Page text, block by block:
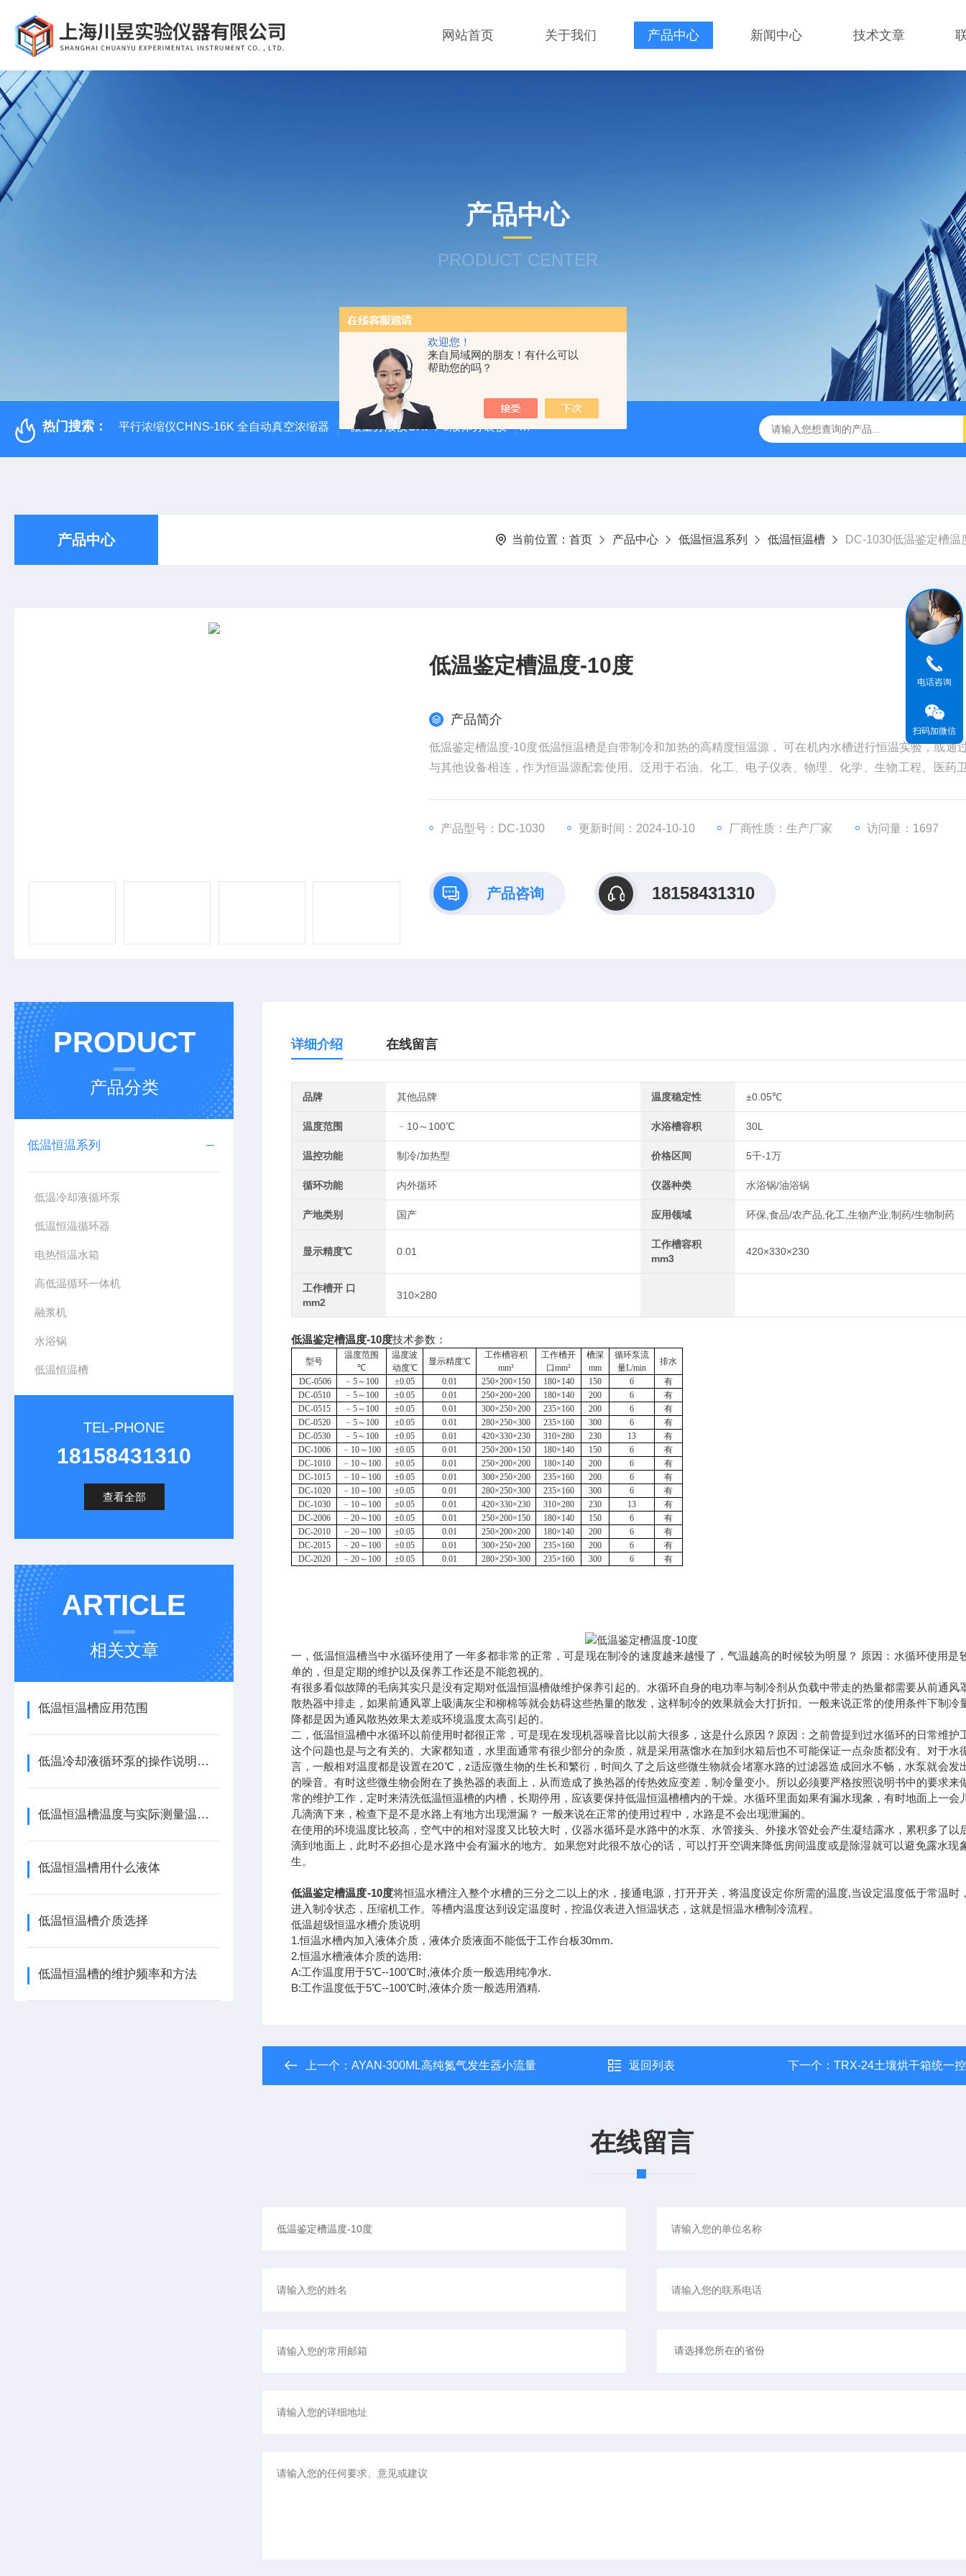
欢迎您！
来自局域网的朋友！有什么可以
帮助您的吗？
网站首页 关于我们 产品中心 新闻中心 技术文章
产品中心
PRODUCT CENTER
热门搜索： 平行浓缩仪CHNS-16K 全自动真空浓缩器 微量分液仪CHFY-8液体分装仪 全自动放射性水样蒸发浓缩赶酸仪ZDGS-8 厌氧手套箱YQX-I半自动厌氧培养箱
产品中心 当前位置： 首页 产品中心 低温恒温系列 低温恒温槽 DC-1030低温鉴定槽温
低温鉴定槽温度-10度
产品简介
低温鉴定槽温度-10度低温恒温槽是自带制冷和加热的高精度恒温源， 可在机内水槽进行恒温实验，或通
与其他设备相连，作为恒温源配套使用。泛用于石油、化工、电子仪表、物理、化学、生物工程、医药
产品型号：DC-1030
更新时间：2024-10-10 厂商性质：生产厂家 访问量：1697
产品咨询 18158431310
PRODUCT
产品分类
低温恒温系列
低温冷却液循环泵
低温恒温循环器
电热恒温水箱
高低温循环一体机
融浆机
水浴锅
低温恒温槽
TEL-PHONE
18158431310
查看全部
ARTICLE
相关文章
低温恒温槽应用范围
低温冷却液循环泵的操作说明和注意事项
低温恒温槽温度与实际测量温度误差允许范围
低温恒温槽用什么液体
低温恒温槽介质选择
低温恒温槽的维护频率和方法
详细介绍 在线留言
品牌 其他品牌 温度稳定性 ±0.05℃
温度范围 ﹣10～100℃ 水浴槽容积 30L
温控功能 制冷/加热型 价格区间 5千-1万
循环功能 内外循环 仪器种类 水浴锅/油浴锅
产地类别 国产 应用领域 环保,食品/农产品,化工,生物产业,制药/生物制药
显示精度℃ 0.01
工作槽容积
mm3
420×330×230
工作槽开 口
mm2
310×280
低温鉴定槽温度-10度技术参数：
型号
温度范围
℃
温度波
动度℃
显示精度℃
工作槽容积
mm³
工作槽开
口mm²
槽深
mm
循环泵流
量L/min
排水
DC-0506 ﹣ 5～100 ±0.05 0.01 250×200×150 180×140 150 6
有
DC-0510 ﹣ 5～100 ±0.05 0.01 250×200×200 180×140 200 6
有
DC-0515 ﹣ 5～100 ±0.05 0.01 300×250×200 235×160 200 6
有
DC-0520 ﹣ 5～100 ±0.05 0.01 280×250×300 235×160 300 6
有
DC-0530 ﹣ 5～100 ±0.05 0.01 420×330×230 310×280 230 13
有
DC-1006 ﹣ 10～100 ±0.05 0.01 250×200×150 180×140 150 6
有
DC-1010 ﹣ 10～100 ±0.05 0.01 250×200×200 180×140 200 6
有
DC-1015 ﹣ 10～100 ±0.05 0.01 300×250×200 235×160 200 6
有
DC-1020 ﹣ 10～100 ±0.05 0.01 280×250×300 235×160 300 6
有
DC-1030 ﹣ 10～100 ±0.05 0.01 420×330×230 310×280 230 13
有
DC-2006 ﹣ 20～100 ±0.05 0.01 250×200×150 180×140 150 6
有
DC-2010 ﹣ 20～100 ±0.05 0.01 250×200×200 180×140 200 6
有
DC-2015 ﹣ 20～100 ±0.05 0.01 300×250×200 235×160 200 6
有
DC-2020 ﹣ 20～100 ±0.05 0.01 280×250×300 235×160 300 6 有
一，低温恒温槽当中水循环使用了一年多都非常的正常，可是现在制冷的速度越来越慢了，气温越高的时候较为明显？ 原因：水循环使用是
单的，但是定期的维护以及保养工作还是不能忽视的。
有很多看似故障的毛病其实只是没有定期对低温恒温槽做维护保养引起的。水循环自身的电功率与制冷剂从负载中带走的热量都需要从前通风
散热器中排走，如果前通风罩上吸满灰尘和柳棉等就会妨碍这些热量的散发，这样制冷的效果就会大打折扣。一般来说正常的使用条件下制冷
降都是因为通风散热效果太差或环境温度太高引起的。
二，低温恒温槽中水循环以前使用时都很正常，可是现在发现机器噪音比以前大很多，这是什么原因？原因：之前曾提到过水循环的日常维护
这个问题也是与之有关的。大家都知道，水里面通常有很少部分的杂质，就是采用蒸馏水在加到水箱后也不可能保证一点杂质都没有。对于水
言，一般相对温度都是设置在20℃，z适应微生物的生长和繁衍，时间久了之后这些微生物就会堵塞水路的过滤器造成回水不畅，水泵就会发
的噪音。有时这些微生物会附在了换热器的表面上，从而造成了换热器的传热效应变差，制冷量变小。所以必须要严格按照说明书中的要求来
常的维护工作，定时来清洗低温恒温槽的内槽，长期停用，应该要保持低温恒温槽槽内的干燥。水循环里面如果有漏水现象，有时地面上一会
几滴滴下来，检查下是不是水路上有地方出现泄漏？ 一般来说在正常的使用过程中，水路是不会出现泄漏的。
在使用的环境温度比较高，空气中的相对湿度又比较大时，仪器水循环是水路中的水泵、水管接头、外接水管处会产生凝结露水，累积多了以
滴到地面上，此时不必担心是水路中会有漏水的地方。如果您对此很不放心的话，可以打开空调来降低房间温度或是除湿就可以避免露水现
生。
低温鉴定槽温度-10度将恒温水槽注入整个水槽的三分之二以上的水，接通电源，打开开关，将温度设定你所需的温度,当设定温度低于常温时
进入制冷状态，压缩机工作。等槽内温度达到设定温度时，控温仪表进入恒温状态，这就是恒温水槽制冷流程。
低温超级恒温水槽介质说明
1.恒温水槽内加入液体介质，液体介质液面不能低于工作台板30mm.
2.恒温水槽液体介质的选用:
A:工作温度用于5℃--100℃时,液体介质一般选用纯净水.
B:工作温度低于5℃--100℃时,液体介质一般选用酒精.
上一个： AYAN-300ML高纯氮气发生器小流量 返回列表 下一个： TRX-24土壤烘干箱统一
在线留言
电话咨询
扫码加微信